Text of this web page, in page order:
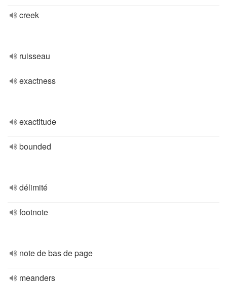
creek
ruisseau
exactness
exactitude
bounded
délimité
footnote
note de bas de page
meanders